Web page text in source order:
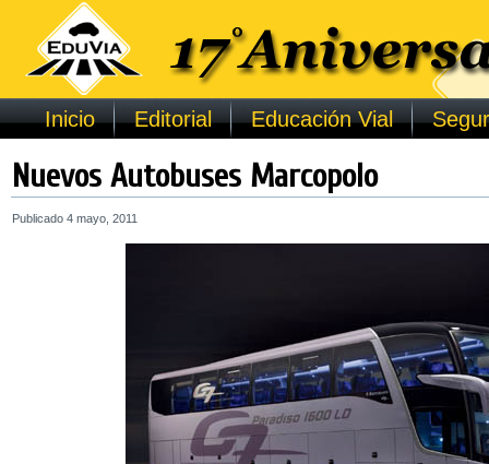
Inicio Editorial Educación Vial
Nuevos Autobuses Marcopolo
Publicado 4 mayo, 2011